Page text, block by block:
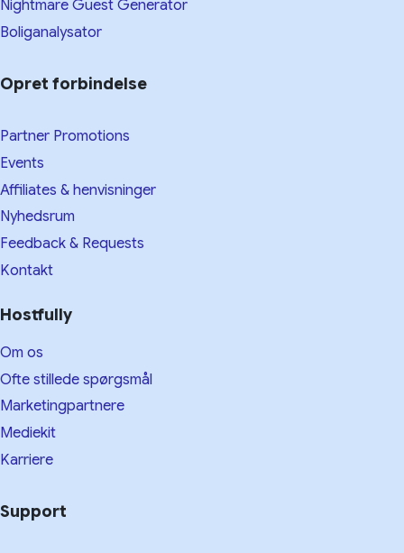
Nightmare Guest Generator
Boliganalysator
Opret forbindelse
Partner Promotions
Events
Affiliates & henvisninger
Nyhedsrum
Feedback & Requests
Kontakt
Hostfully
Om os
Ofte stillede spørgsmål
Marketingpartnere
Mediekit
Karriere
Support